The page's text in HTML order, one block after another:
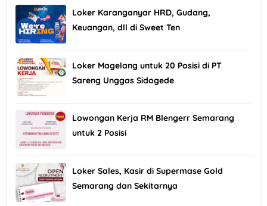
Loker Karanganyar HRD, Gudang,
Keuangan, dll di Sweet Ten
Loker Magelang untuk 20 Posisi di PT
Sareng Unggas Sidogede
Lowongan Kerja RM Blengerr Semarang
untuk 2 Posisi
Loker Sales, Kasir di Supermase Gold
Semarang dan Sekitarnya